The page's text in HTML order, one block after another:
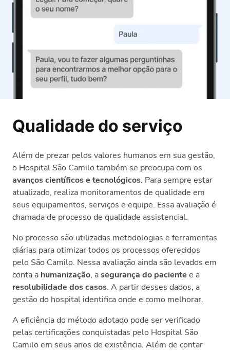
Qualidade do serviço
Além de prezar pelos valores humanos em sua gestão,
o Hospital São Camilo também se preocupa com os
avanços científicos e tecnológicos. Para sempre estar
atualizado, realiza monitoramentos de qualidade em
seus equipamentos, serviços e equipe. Essa avaliação é
chamada de processo de qualidade assistencial.
No processo são utilizadas metodologias e ferramentas
diárias para otimizar todos os processos oferecidos
pelo São Camilo. Nessa avaliação ainda são levados em
conta a humanização, asegurança do paciente e a
resolubilidade dos casos. A partir desses dados, a
gestão do hospital identifica onde e como melhorar.
A eficiência do método adotado pode ser verificado
pelas certificações conquistadas pelo Hospital São
Camilo em seus anos de existência. Além de contar